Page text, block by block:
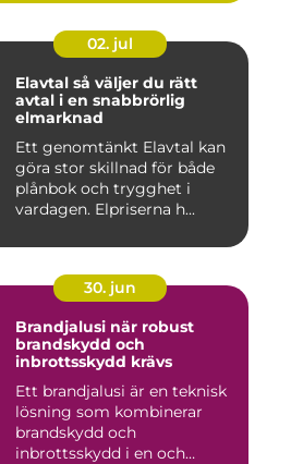
02. jul
Elavtal så väljer du rätt
avtal i en snabbrörlig
elmarknad
Ett genomtänkt Elavtal kan
göra stor skillnad för både
plånbok och trygghet i
vardagen. Elpriserna h...
30. jun
Brandjalusi när robust
brandskydd och
inbrottsskydd krävs
Ett brandjalusi är en teknisk
lösning som kombinerar
brandskydd och
inbrottsskydd i en och